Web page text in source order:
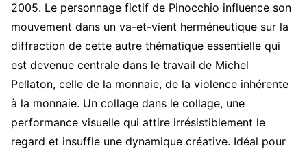
2005. Le personnage fictif de Pinocchio influence son
mouvement dans un va-et-vient herméneutique sur la
diffraction de cette autre thématique essentielle qui
est devenue centrale dans le travail de Michel
Pellaton, celle de la monnaie, de la violence inhérente
à la monnaie. Un collage dans le collage, une
performance visuelle qui attire irrésistiblement le
regard et insuffle une dynamique créative. Idéal pour